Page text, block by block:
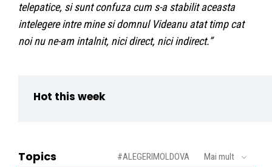
telepatice, si sunt confuza cum s-a stabilit aceasta
intelegere intre mine si domnul Videanu atat timp cat
noi nu ne-am intalnit, nici direct, nici indirect.”
Hot this week
Topics #ALEGERIMOLDOVA Mai mult